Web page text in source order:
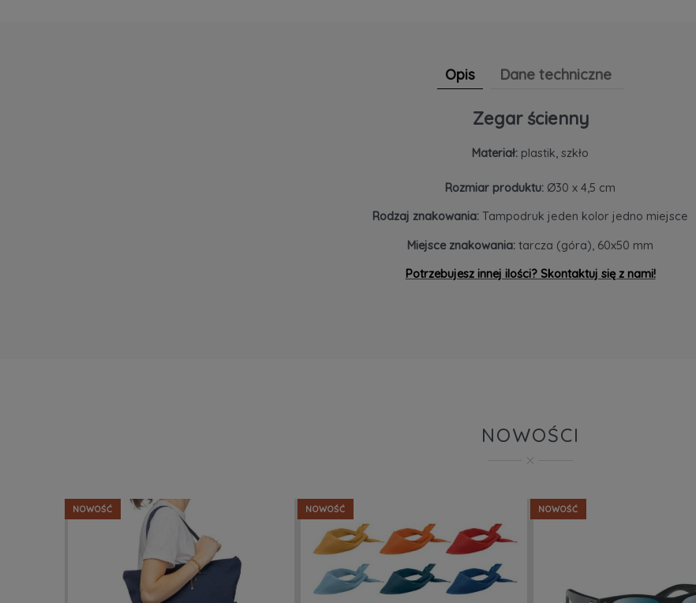
Opis Dane techniczne
Zegar ścienny
Materiał: plastik, szkło
Rozmiar produktu: Ø30 x 4,5 cm
Rodzaj znakowania: Tampodruk jeden kolor jedno miejsce
Miejsce znakowania: tarcza (góra), 60x50 mm
Potrzebujesz innej ilości? Skontaktuj się z nami!
NOWOŚCI
NOWOŚĆ NOWOŚĆ NOWOŚĆ